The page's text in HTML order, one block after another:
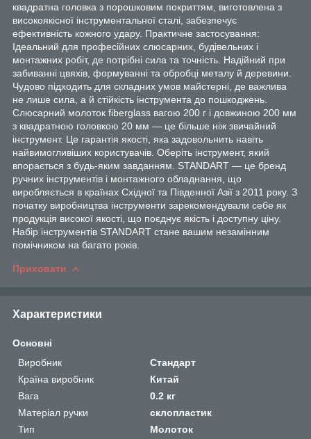
квадратна головка з порошковим покриттям, виготовлена з
високоякісної інструментальної сталі, забезпечує
ефективність кожного удару. Практичне застосування:
Ідеальний для професійних слюсарних, будівельних і
монтажних робіт, де потрібні сила та точність. Надійний при
забиванні цвяхів, формуванні та обробці металу й деревини.
Чудово підходить для складних умов майстерні, де важлива
не лише сила, а й стійкість інструмента до пошкоджень.
Слюсарний молоток fiberglass вагою 200 г і довжиною 200 мм
з квадратною головкою 20 мм — це більше ніж звичайний
інструмент. Це гарантія якості, яка задовольнить навіть
найвимогливіших користувачів. Оберіть інструмент, який
впорається з будь-яким завданням. STANDART — це бренд
ручних інструментів і монтажного обладнання, що
виробляється в країнах Східної та Південної Азії з 2011 року. З
початку виробництва інструменти зарекомендували себе як
продукція високої якості, що поєднує якість і доступну ціну.
Набір інструментів STANDART стане вашим незамінним
помічником на багато років.
Приховати
Характеристики
Основні
Виробник
Стандарт
Країна виробник
Китай
Вага
0.2 кг
Матеріал ручки
склопластик
Тип
Молоток